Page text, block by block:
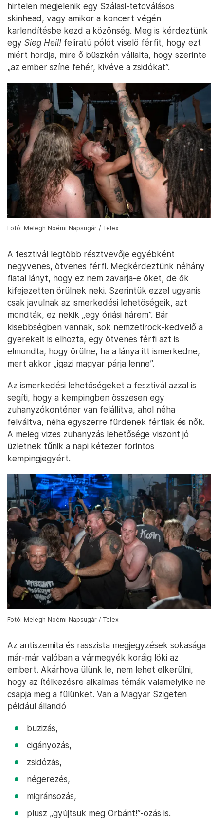
hirtelen megjelenik egy Szálasi-tetoválásos
skinhead, vagy amikor a koncert végén
karlendítésbe kezd a közönség. Meg is kérdeztünk
egy Sieg Heil! feliratú pólót viselő férfit, hogy ezt
miért hordja, mire ő büszkén vállalta, hogy szerinte
„az ember színe fehér, kivéve a zsidókat”.
Fotó: Melegh Noémi Napsugár / Telex
A fesztivál legtöbb résztvevője egyébként
negyvenes, ötvenes férfi. Megkérdeztünk néhány
fiatal lányt, hogy ez nem zavarja-e őket, de ők
kifejezetten örülnek neki. Szerintük ezzel ugyanis
csak javulnak az ismerkedési lehetőségeik, azt
mondták, ez nekik „egy óriási hárem”. Bár
kisebbségben vannak, sok nemzetirock-kedvelő a
gyerekeit is elhozta, egy ötvenes férfi azt is
elmondta, hogy örülne, ha a lánya itt ismerkedne,
mert akkor „igazi magyar párja lenne”.
Az ismerkedési lehetőségeket a fesztivál azzal is
segíti, hogy a kempingben összesen egy
zuhanyzókonténer van felállítva, ahol néha
felváltva, néha egyszerre fürdenek férfiak és nők.
A meleg vizes zuhanyzás lehetősége viszont jó
üzletnek tűnik a napi kétezer forintos
kempingjegyért.
Fotó: Melegh Noémi Napsugár / Telex
Az antiszemita és rasszista megjegyzések sokasága
már-már valóban a vármegyék koráig löki az
embert. Akárhova ülünk le, nem lehet elkerülni,
hogy az ítélkezésre alkalmas témák valamelyike ne
csapja meg a fülünket. Van a Magyar Szigeten
például állandó
buzizás,
cigányozás,
zsidózás,
négerezés,
migránsozás,
plusz „gyújtsuk meg Orbánt!”-ozás is.